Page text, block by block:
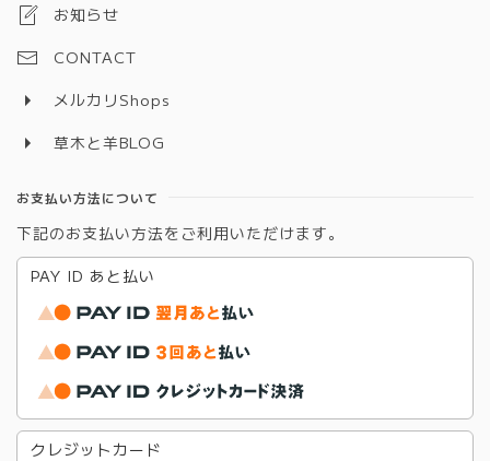
お知らせ
CONTACT
メルカリShops
草木と羊BLOG
お支払い方法について
下記のお支払い方法をご利用いただけます。
PAY ID あと払い
クレジットカード